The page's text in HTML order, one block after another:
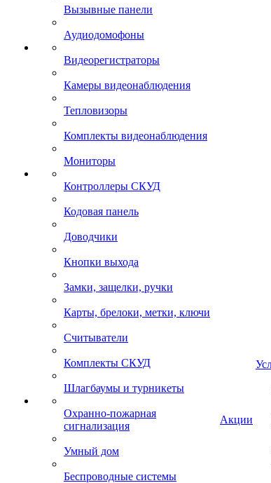
Вызывные панели
Аудиодомофоны
Видеорегистраторы
Камеры видеонаблюдения
Тепловизоры
Комплекты видеонаблюдения
Мониторы
Контроллеры СКУД
Кодовая панель
Доводчики
Кнопки выхода
Замки, защелки, ручки
Карты, брелоки, метки, ключи
Считыватели
Комплекты СКУД
Шлагбаумы и турникеты
Охранно-пожарная
сигнализация
Умный дом
Беспроводные системы
Акции